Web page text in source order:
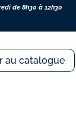
de 8h30 à 12h30
au catalogue